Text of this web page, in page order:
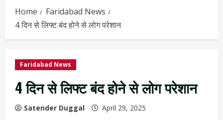
Home
Faridabad News
4 दिन से लिफ्ट बंद होने से लोग परेशान
Faridabad News
4 दिन से लिफ्ट बंद होने से लोग परेशान
Satender Duggal April 29, 2025